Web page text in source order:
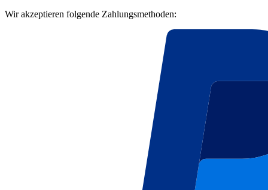
Wir akzeptieren folgende Zahlungsmethoden: